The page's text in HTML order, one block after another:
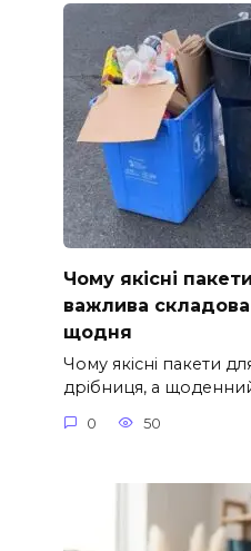
Чому якісні
важлива
щодня
Чому якісні пакети
дрібниця, а
0 50